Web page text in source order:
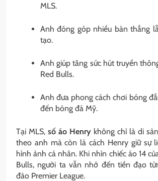
MLS.
Anh đóng góp nhiều bàn thắng
tạo.
Anh giúp tăng sức hút truyền
Red Bulls.
Anh đưa phong cách chơi bóng
đến bóng đá Mỹ.
Tại MLS, số áo Henry không chỉ là di
theo anh mà còn là cách Henry giữ sự
hình ảnh cá nhân. Khi nhìn chiếc áo 14
Bulls, người ta vẫn nhớ đến tiền đạo
đảo Premier League.